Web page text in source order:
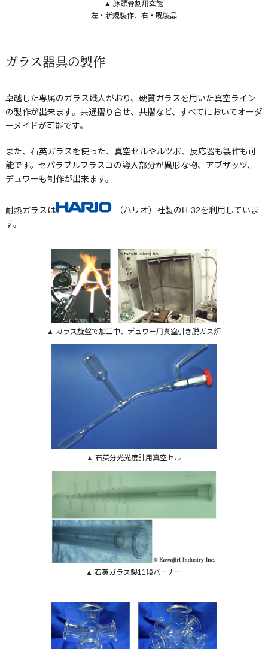
▲ 豚頭骨割用玄能
左・新規製作、右・既製品
ガラス器具の製作
卓越した専属のガラス職人がおり、硬質ガラスを用いた真空ライン
の製作が出来ます。共通摺り合せ、共摺など、すべてにおいてオーダ
ーメイドが可能です。
また、石英ガラスを使った、真空セルやルツボ、反応器も製作も可
能です。セパラブルフラスコの導入部分が異形な物、アブザッツ、
デュワーも制作が出来ます。
耐熱ガラスは
（ハリオ）社製のH-32を利用していま
す。
▲ ガラス旋盤で加工中、デュワー用真空引き脱ガス炉
▲ 石英分光光度計用真空セル
▲ 石英ガラス製11段バーナー